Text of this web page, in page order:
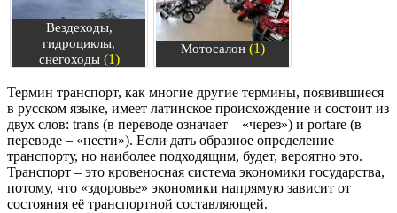
Вездеходы,
гидроциклы,
снегоходы(1)
Мотосалон(1)
Термин транспорт, как многие другие термины, появившиеся
в русском языке, имеет латинское происхождение и состоит из
двух слов: trans (в переводе означает – «через») и portare (в
переводе – «нести»). Если дать образное определение
транспорту, но наиболее подходящим, будет, вероятно это.
Транспорт – это кровеносная система экономики государства,
потому, что «здоровье» экономики напрямую зависит от
состояния её транспортной составляющей.